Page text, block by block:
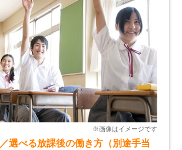
選べる放課後の働き方（別途手当